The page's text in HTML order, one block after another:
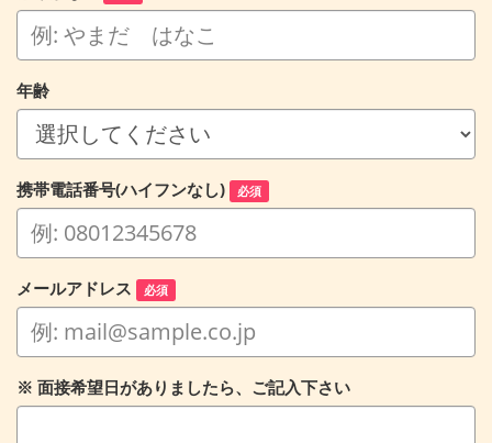
年齢
携帯電話番号(ハイフンなし) 必須
メールアドレス 必須
※ 面接希望日がありましたら、ご記入下さい